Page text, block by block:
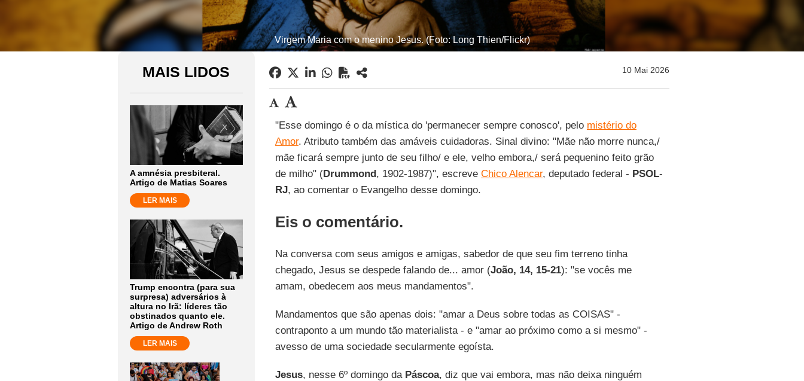
Virgem Maria com o menino Jesus. (Foto: Long Thien/Flickr)
MAIS LIDOS
A amnésia presbiteral.
Artigo de Matias Soares
LER MAIS
Trump encontra (para sua
surpresa) adversários à
altura no Irã: líderes tão
obstinados quanto ele.
Artigo de Andrew Roth
LER MAIS
10 Mai 2026
"Esse domingo é o da mística do 'permanecer sempre conosco', pelo mistério do
Amor. Atributo também das amáveis cuidadoras. Sinal divino: "Mãe não morre nunca,/
mãe ficará sempre junto de seu filho/ e ele, velho embora,/ será pequenino feito grão
de milho" (Drummond, 1902-1987)", escreve Chico Alencar, deputado federal - PSOL-
RJ, ao comentar o Evangelho desse domingo.
Eis o comentário.
Na conversa com seus amigos e amigas, sabedor de que seu fim terreno tinha
chegado, Jesus se despede falando de... amor (João, 14, 15-21): "se vocês me
amam, obedecem aos meus mandamentos".
Mandamentos que são apenas dois: "amar a Deus sobre todas as COISAS" -
contraponto a um mundo tão materialista - e "amar ao próximo como a si mesmo" -
avesso de uma sociedade secularmente egoísta.
Jesus, nesse 6º domingo da Páscoa, diz que vai embora, mas não deixa ninguém